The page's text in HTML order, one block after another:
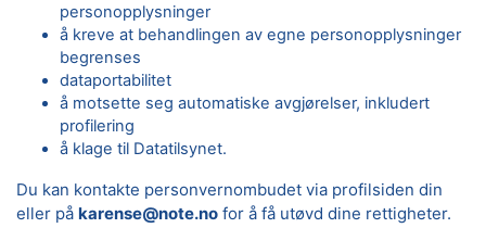
personopplysninger
å kreve at behandlingen av egne personopplysninger
begrenses
dataportabilitet
å motsette seg automatiske avgjørelser, inkludert
profilering
å klage til Datatilsynet.
Du kan kontakte personvernombudet via profilsiden din
eller på karense@note.no for å få utøvd dine rettigheter.